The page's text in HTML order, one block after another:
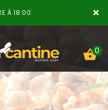
×
À 18:00
0